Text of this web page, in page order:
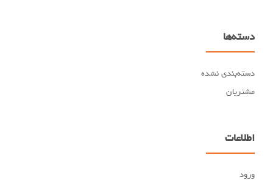
دسته‌ها
دسته‌بندی نشده
مشتریان
اطلاعات
ورود